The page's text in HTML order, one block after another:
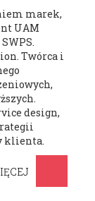
marek,
UAM
Twórca i
design,
klienta.